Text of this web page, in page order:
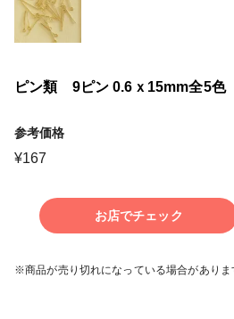
ピン類 9ピン 0.6ｘ15mm全5
参考価格
¥167
お店でチェック
※商品が売り切れになっている場合がありま